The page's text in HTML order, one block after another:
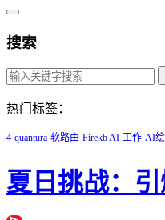
搜索
热门标签：
4 quantura 软路由 Firekb AI 工作 AI
夏日挑战：